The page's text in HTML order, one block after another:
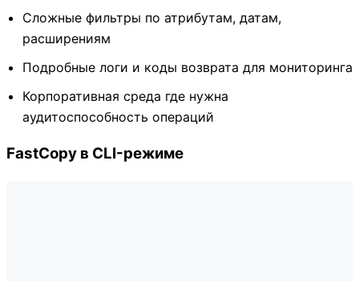
Сложные фильтры по атрибутам, датам,
расширениям
Подробные логи и коды возврата для мониторинга
Корпоративная среда где нужна
аудитоспособность операций
FastCopy в CLI-режиме